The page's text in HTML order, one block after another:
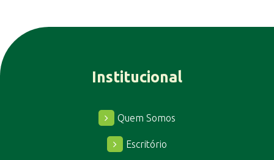
Institucional
Quem Somos
Escritório